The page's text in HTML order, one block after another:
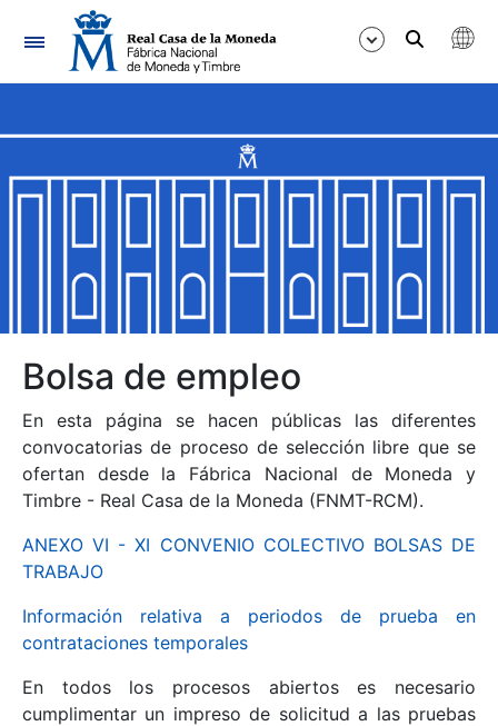
Navegación
Mostrar/Ocultar
Mostrar/Ocultar
Mostrar/Ocultar
Mostrar/Ocultar
Mostrar/Ocultar
Bolsa de empleo
En esta página se hacen públicas las diferentes
convocatorias de proceso de selección libre que se
ofertan desde la Fábrica Nacional de Moneda y
Timbre - Real Casa de la Moneda (FNMT-RCM).
ANEXO VI - XI CONVENIO COLECTIVO BOLSAS DE
TRABAJO
Información relativa a periodos de prueba en
contrataciones temporales
En todos los procesos abiertos es necesario
cumplimentar un impreso de solicitud a las pruebas